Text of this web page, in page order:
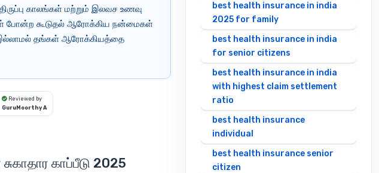
காலங்கள் மற்றும் இலவச உணவு
போன்ற கூடுதல் ஆரோக்கிய நன்மைகள்
இல்லாமல் தங்கள் ஆரோக்கியத்தை
Reviewed by
GuruMoorthy A
காப்பீடு 2025
best health insurance in india
2025 for family
best health insurance in india
for senior citizens
best health insurance in india
with highest claim settlement
ratio
best health insurance
individual
best health insurance senior
citizen